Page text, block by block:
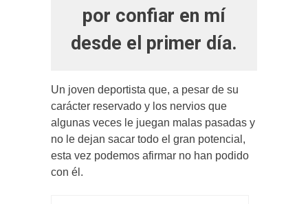
por confiar en mí
desde el primer día.
Un joven deportista que, a pesar de su
carácter reservado y los nervios que
algunas veces le juegan malas pasadas y
no le dejan sacar todo el gran potencial,
esta vez podemos afirmar no han podido
con él.